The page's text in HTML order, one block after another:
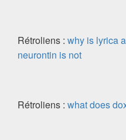
Rétroliens : why is lyrica
neurontin is not
Rétroliens : what does